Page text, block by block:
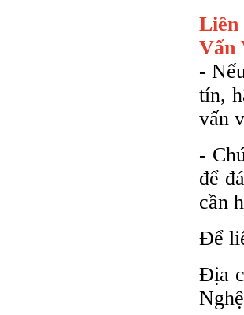
Vấn
-
tín,
vấn
-
để
cần
Để
Địa